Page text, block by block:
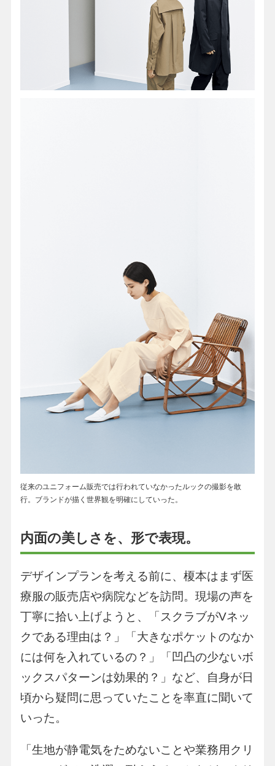
従来のユニフォーム販売では行われていなかったルックの撮影を敢
行。ブランドが描く世界観を明確にしていった。
内面の美しさを、形で表現。
デザインプランを考える前に、榎本はまず医
療服の販売店や病院などを訪問。現場の声を
丁寧に拾い上げようと、「スクラブがVネッ
クである理由は？」「大きなポケットのなか
には何を入れているの？」「凹凸の少ないボ
ックスパターンは効果的？」など、自身が日
頃から疑問に思っていたことを率直に聞いて
いった。
「生地が静電気をためないことや業務用クリ